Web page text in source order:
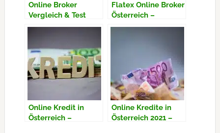
Online Broker
Vergleich & Test
2021 in Österreich –
Einsteiger – Bester
Broker
Flatex Online Broker
Österreich –
Erfahrungen,
Online Kredit in
Österreich –
Online Kredite in
Österreich 2021 –